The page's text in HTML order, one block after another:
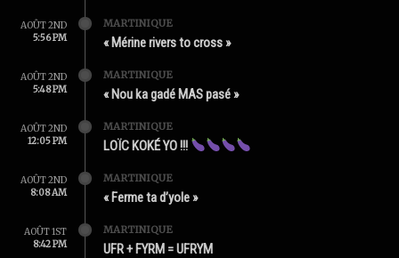
AOÛT 2ND
5:56 PM
MARTINIQUE
« Mérine rivers to cross »
AOÛT 2ND
5:48 PM
MARTINIQUE
« Nou ka gadé MAS pasé »
AOÛT 2ND
12:05 PM
MARTINIQUE
LOÏC KOKÉ YO !!!
AOÛT 2ND
8:08 AM
MARTINIQUE
« Ferme ta d’yole »
AOÛT 1ST
8:42 PM
MARTINIQUE
UFR + FYRM = UFRYM